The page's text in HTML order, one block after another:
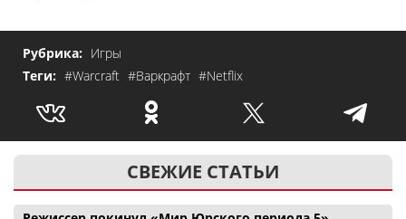
Рубрика: Игры
Теги: #Warcraft #Варкрафт #Netflix
СВЕЖИЕ СТАТЬИ